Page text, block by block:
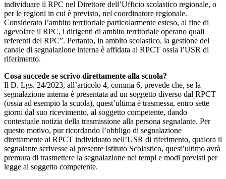
individuare il RPC nel Direttore dell’Ufficio scolastico regionale, o
per le regioni in cui è previsto, nel coordinatore regionale.
Considerato l’ambito territoriale particolarmente esteso, al fine di
agevolare il RPC, i dirigenti di ambito territoriale operano quali
referenti del RPC”. Pertanto, in ambito scolastico, la gestione del
canale di segnalazione interna è affidata al RPCT ossia l’USR di
riferimento.
Cosa succede se scrivo direttamente alla scuola?
Il D. Lgs. 24/2023, all’articolo 4, comma 6, prevede che, se la
segnalazione interna è presentata ad un soggetto diverso dal RPCT
(ossia ad esempio la scuola), quest’ultima è trasmessa, entro sette
giorni dal suo ricevimento, al soggetto competente, dando
contestuale notizia della trasmissione alla persona segnalante. Per
questo motivo, pur ricordando l’obbligo di segnalazione
direttamente al RPCT individuato nell’USR di riferimento, qualora il
segnalante scrivesse al presente Istituto Scolastico, quest’ultimo avrà
premura di trasmettere la segnalazione nei tempi e modi previsti per
legge al soggetto competente.